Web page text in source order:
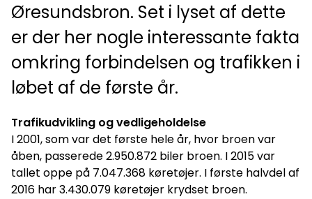
Øresundsbron. Set i lyset af dette
er der her nogle interessante fakta
omkring forbindelsen og trafikken i
løbet af de første år.
Trafikudvikling og vedligeholdelse
I 2001, som var det første hele år, hvor broen var
åben, passerede 2.950.872 biler broen. I 2015 var
tallet oppe på 7.047.368 køretøjer. I første halvdel af
2016 har 3.430.079 køretøjer krydset broen.